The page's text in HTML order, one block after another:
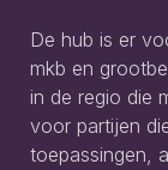
De hub is er
mkb en
in de regio die
voor partijen
toepassingen,